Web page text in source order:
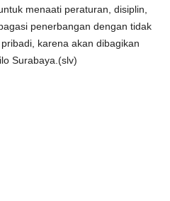
menaati peraturan, disiplin,
penerbangan dengan tidak
karena akan dibagikan
Surabaya.(slv)